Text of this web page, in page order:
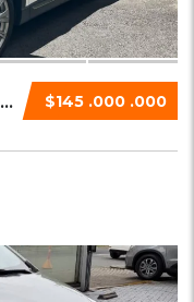
$145 .000 .000
MAZDA CX-9 SIGNATURE AWD 2023 TURBO...